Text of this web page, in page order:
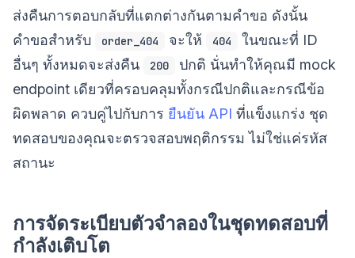
ส่งคืนการตอบกลับที่แตกต่างกันตามคำขอ ดังนั้น
คำขอสำหรับ
order_404 จะให้ 404
ในขณะที่ ID
อื่นๆ ทั้งหมดจะส่งคืน
200
ปกติ นั่นทำให้คุณมี mock
endpoint เดียวที่ครอบคลุมทั้งกรณีปกติและกรณีข้อ
ผิดพลาด ควบคู่ไปกับการ ยืนยัน API ที่แข็งแกร่ง ชุด
ทดสอบของคุณจะตรวจสอบพฤติกรรม ไม่ใช่แค่รหัส
สถานะ
การจัดระเบียบตัวจำลองในชุดทดสอบที่
กำลังเติบโต